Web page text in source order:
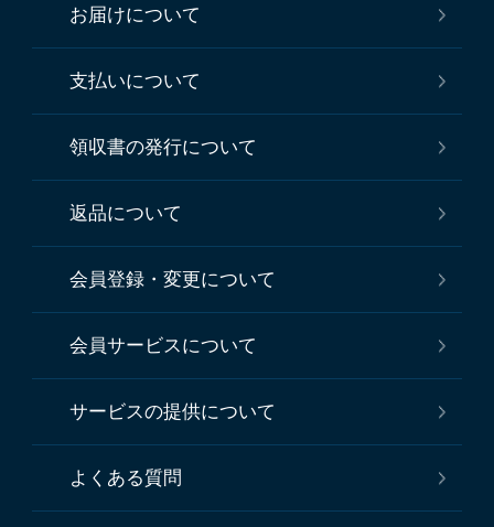
お届けについて
支払いについて
領収書の発行について
返品について
会員登録・変更について
会員サービスについて
サービスの提供について
よくある質問